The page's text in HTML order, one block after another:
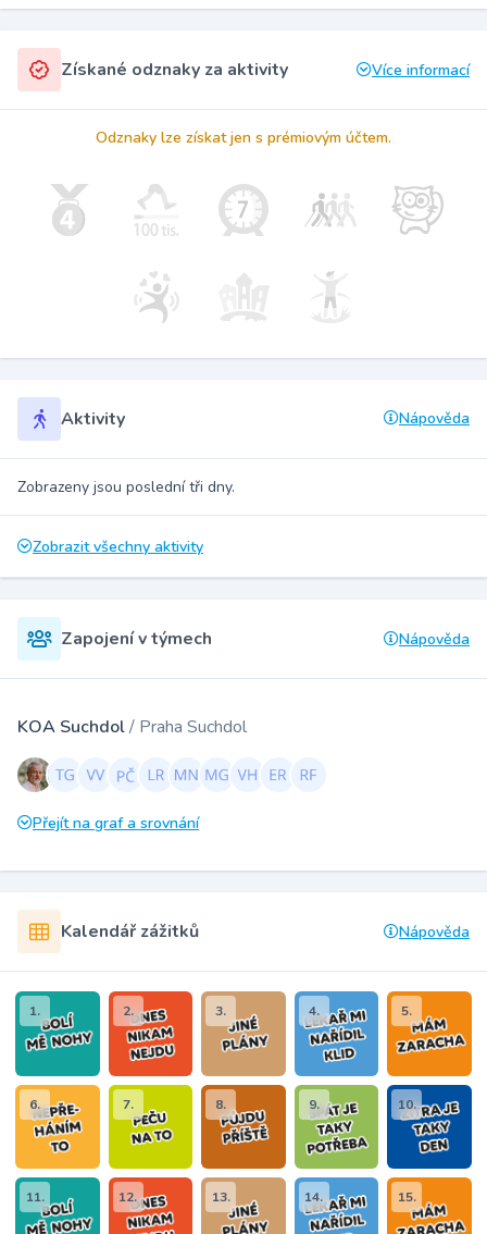
Získané odznaky za aktivity Více informací
Odznaky lze získat jen s prémiovým účtem.
Aktivity Nápověda
Zobrazeny jsou poslední tři dny.
Zobrazit všechny aktivity
Zapojení v týmech Nápověda
KOA Suchdol/ Praha Suchdol
Přejít na graf a srovnání
Kalendář zážitků Nápověda
1. 2. 3. 4. 5.
6. 7. 8. 9. 10.
11. 12. 13. 14. 15.